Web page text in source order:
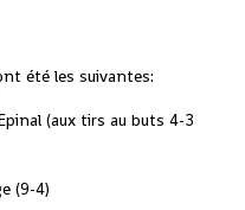
été les suivantes:
(aux tirs au buts 4-3
(9-4)